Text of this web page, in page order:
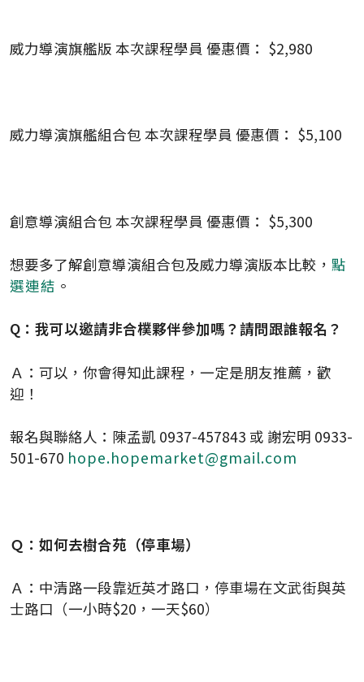
威力導演旗艦版 本次課程學員 優惠價： $2,980
威力導演旗艦組合包 本次課程學員 優惠價： $5,100
創意導演組合包 本次課程學員 優惠價： $5,300
想要多了解創意導演組合包及威力導演版本比較， 點
選連結 。
Q：我可以邀請非合樸夥伴參加嗎？請問跟誰報名？
Ａ：可以，你會得知此課程，一定是朋友推薦，歡
迎！
報名與聯絡人：陳孟凱 0937-457843 或 謝宏明 0933-
501-670 hope.hopemarket@gmail.com
Ｑ：如何去樹合苑（停車場）
Ａ：中清路一段靠近英才路口，停車場在文武街與英
士路口（一小時$20，一天$60）